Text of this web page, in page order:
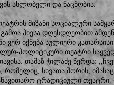
ახლობელი და ნაცნობია.
მიზანი სოციალური
პიესა დღესდღეობით
ვერ იქნება სულიერი
პოლიტიკური თეატრი
თამაზ ჭილაძე წერდა:
სხვათა შორის,
ტრადიციული